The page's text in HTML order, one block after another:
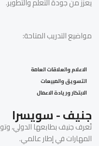
مواضيع التدريب المتاحة:
الاعلام والعلاقات العامة
التسويق والمبيعات
الابتكار وريادة الاعمال
جنيف - سويسرا
تُعرف جنيف بطابعها الدولي،
المهارات في إطار عالمي.